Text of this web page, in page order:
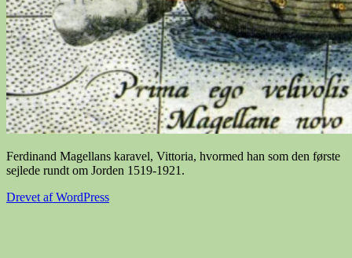
Ferdinand Magellans karavel, Vittoria, hvormed han som den første
sejlede rundt om Jorden 1519-1921.
Drevet af WordPress